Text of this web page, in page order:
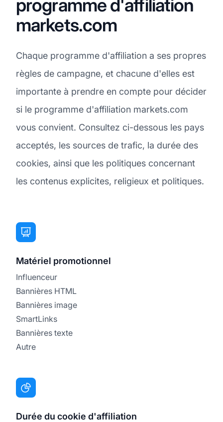
programme d'affiliation
markets.com
Chaque programme d'affiliation a ses propres
règles de campagne, et chacune d'elles est
importante à prendre en compte pour décider
si le programme d'affiliation markets.com
vous convient. Consultez ci-dessous les pays
acceptés, les sources de trafic, la durée des
cookies, ainsi que les politiques concernant
les contenus explicites, religieux et politiques.
Matériel promotionnel
Influenceur
Bannières HTML
Bannières image
SmartLinks
Bannières texte
Autre
Durée du cookie d'affiliation